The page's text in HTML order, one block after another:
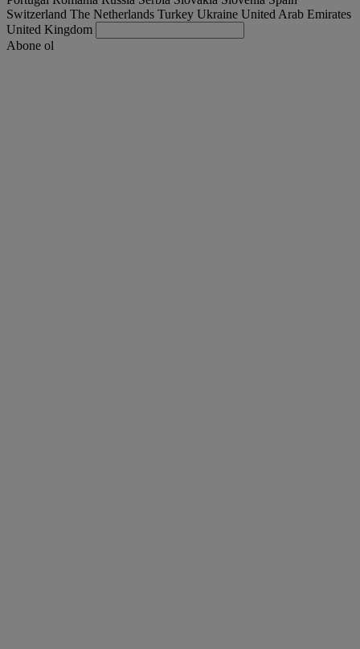
Switzerland The Netherlands Turkey Ukraine United Arab Emirates
United Kingdom
Abone ol